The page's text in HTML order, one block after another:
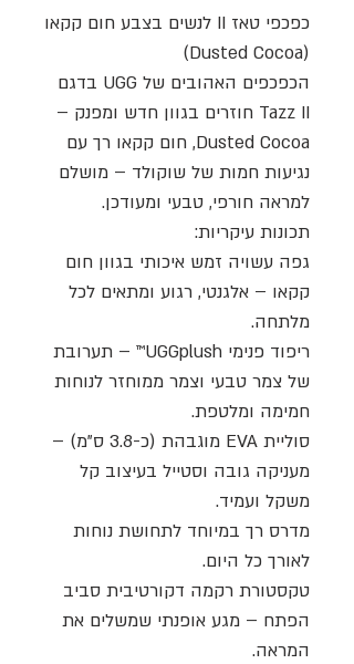
כפכפי טאז II לנשים בצבע חום קקאו
(Dusted Cocoa)
הכפכפים האהובים של UGG בדגם
Tazz II חוזרים בגוון חדש ומפנק –
Dusted Cocoa, חום קקאו רך עם
נגיעות חמות של שוקולד – מושלם
למראה חורפי, טבעי ומעודכן.
תכונות עיקריות:
גפה עשויה זמש איכותי בגוון חום
קקאו – אלגנטי, רגוע ומתאים לכל
מלתחה.
ריפוד פנימי UGGplush™ – תערובת
של צמר טבעי וצמר ממוחזר לנוחות
חמימה ומלטפת.
סוליית EVA מוגבהת (כ-3.8 ס"מ) –
מעניקה גובה וסטייל בעיצוב קל
משקל ועמיד.
מדרס רך במיוחד לתחושת נוחות
לאורך כל היום.
טקסטורת רקמה דקורטיבית סביב
הפתח – מגע אופנתי שמשלים את
המראה.